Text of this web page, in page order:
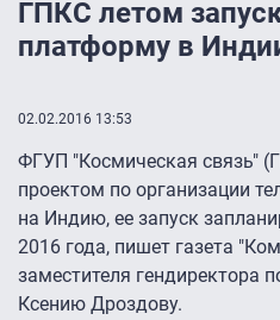
ГПКС летом
платформу в
02.02.2016 13:53
ФГУП "Космическая связь"
проектом по организации
на Индию, ее запуск
2016 года, пишет газета
заместителя гендиректора
Ксению Дроздову.